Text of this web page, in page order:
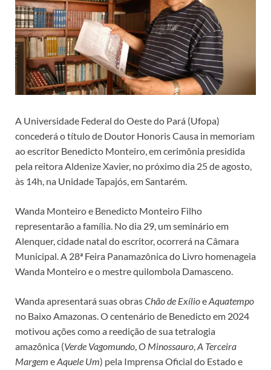
A Universidade Federal do Oeste do Pará (Ufopa)
concederá o título de Doutor Honoris Causa in memoriam
ao escritor Benedicto Monteiro, em cerimônia presidida
pela reitora Aldenize Xavier, no próximo dia 25 de agosto,
às 14h, na Unidade Tapajós, em Santarém.
Wanda Monteiro e Benedicto Monteiro Filho
representarão a família. No dia 29, um seminário em
Alenquer, cidade natal do escritor, ocorrerá na Câmara
Municipal. A 28ª Feira Panamazônica do Livro homenageia
Wanda Monteiro e o mestre quilombola Damasceno.
Wanda apresentará suas obrasChão de ExílioeAquatempo
no Baixo Amazonas. O centenário de Benedicto em 2024
motivou ações como a reedição de sua tetralogia
amazônica (Verde Vagomundo,O Minossauro,A Terceira
Margem eAquele Um) pela Imprensa Oficial do Estado e